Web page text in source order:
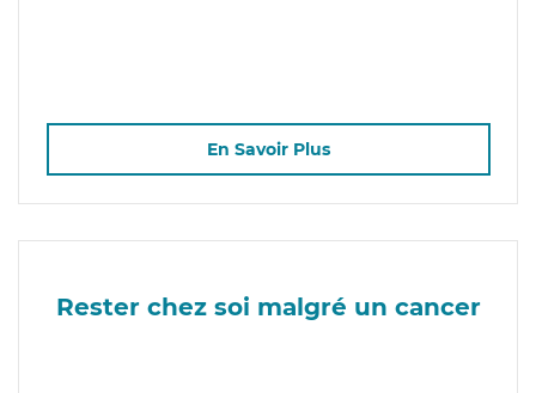
En Savoir Plus
Rester chez soi malgré un cancer